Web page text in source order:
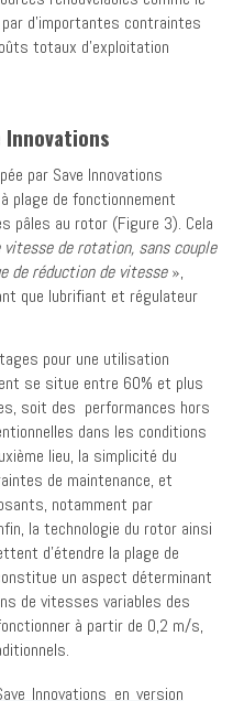
d’importantes contraintes
totaux d’exploitation
Innovations
par Save Innovations
plage de fonctionnement
pâles au rotor (Figure 3). Cela
de rotation, sans couple
de réduction de vitesse»,
que lubrifiant et régulateur
pour une utilisation
se situe entre 60% et plus
soit des performances hors
dans les conditions
lieu, la simplicité du
de maintenance, et
notamment par
la technologie du rotor ainsi
d’étendre la plage de
un aspect déterminant
de vitesses variables des
à partir de 0,2 m/s,